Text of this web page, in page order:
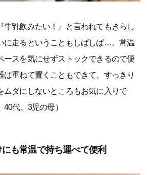
牛乳飲みたい！』と言われてもきらし
に走るということもしばしば…。常温
ースを気にせずストックできるので便
は重ねて置くこともできて、すっきり
ムダにしないところもお気に入りで
代、3児の母）
も常温で持ち運べて便利